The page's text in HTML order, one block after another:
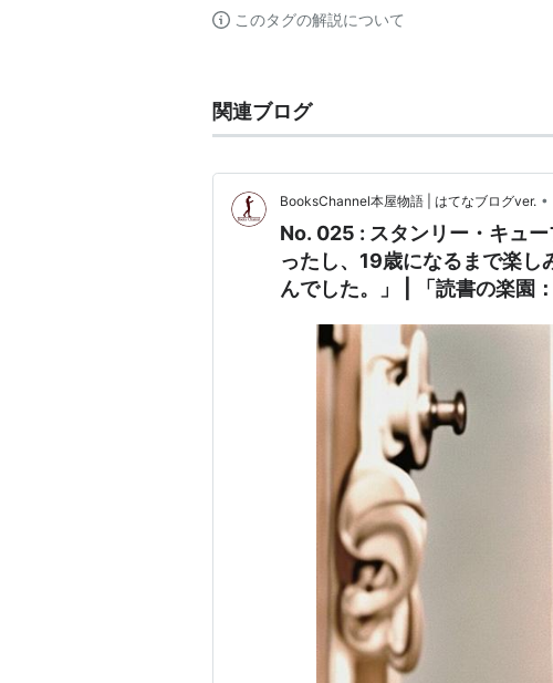
このタグの解説について
関連ブログ
BooksChannel本屋物語 | はてなブログver. •
No. 025 : スタンリー・キュ
ったし、19歳になるまで楽し
んでした。」 | 「読書の楽園